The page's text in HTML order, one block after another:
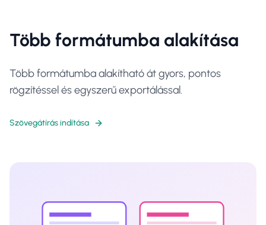
Több formátumba alakítása
Több formátumba alakítható át gyors, pontos
rögzítéssel és egyszerű exportálással.
Szövegátírás indítása